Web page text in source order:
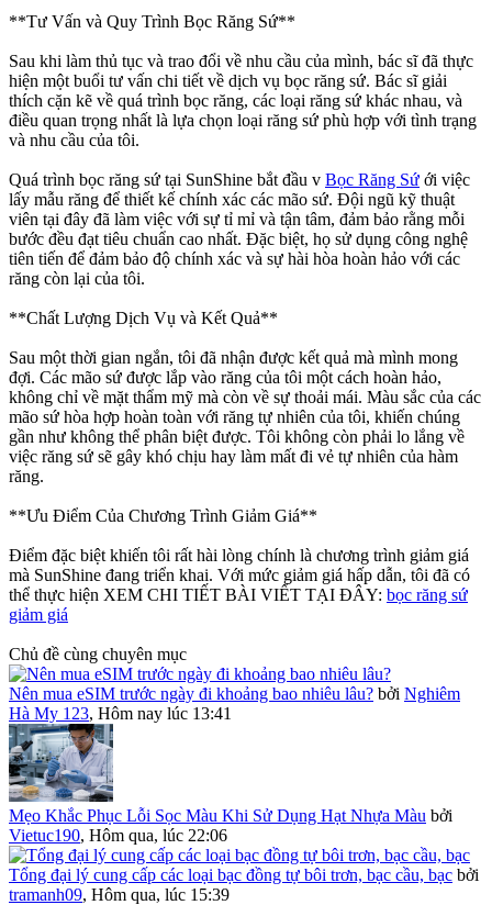
**Tư Vấn và Quy Trình Bọc Răng Sứ**
Sau khi làm thủ tục và trao đổi về nhu cầu của mình, bác sĩ đã thực
hiện một buổi tư vấn chi tiết về dịch vụ bọc răng sứ. Bác sĩ giải
thích cặn kẽ về quá trình bọc răng, các loại răng sứ khác nhau, và
điều quan trọng nhất là lựa chọn loại răng sứ phù hợp với tình trạng
và nhu cầu của tôi.
Quá trình bọc răng sứ tại SunShine bắt đầu v Bọc Răng Sứ ới việc
lấy mẫu răng để thiết kế chính xác các mão sứ. Đội ngũ kỹ thuật
viên tại đây đã làm việc với sự tỉ mỉ và tận tâm, đảm bảo rằng mỗi
bước đều đạt tiêu chuẩn cao nhất. Đặc biệt, họ sử dụng công nghệ
tiên tiến để đảm bảo độ chính xác và sự hài hòa hoàn hảo với các
răng còn lại của tôi.
**Chất Lượng Dịch Vụ và Kết Quả**
Sau một thời gian ngắn, tôi đã nhận được kết quả mà mình mong
đợi. Các mão sứ được lắp vào răng của tôi một cách hoàn hảo,
không chỉ về mặt thẩm mỹ mà còn về sự thoải mái. Màu sắc của các
mão sứ hòa hợp hoàn toàn với răng tự nhiên của tôi, khiến chúng
gần như không thể phân biệt được. Tôi không còn phải lo lắng về
việc răng sứ sẽ gây khó chịu hay làm mất đi vẻ tự nhiên của hàm
răng.
**Ưu Điểm Của Chương Trình Giảm Giá**
Điểm đặc biệt khiến tôi rất hài lòng chính là chương trình giảm giá
mà SunShine đang triển khai. Với mức giảm giá hấp dẫn, tôi đã có
thể thực hiện XEM CHI TIẾT BÀI VIẾT TẠI ĐÂY: bọc răng sứ
giảm giá
Chủ đề cùng chuyên mục
Nên mua eSIM trước ngày đi khoảng bao nhiêu lâu? bởi Nghiêm
Hà My 123, Hôm nay lúc 13:41
Mẹo Khắc Phục Lỗi Sọc Màu Khi Sử Dụng Hạt Nhựa Màu bởi
Vietuc190, Hôm qua, lúc 22:06
Tổng đại lý cung cấp các loại bạc đồng tự bôi trơn, bạc cầu, bạc bởi
tramanh09, Hôm qua, lúc 15:39